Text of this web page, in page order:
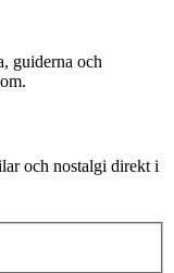
guiderna och
och nostalgi direkt i